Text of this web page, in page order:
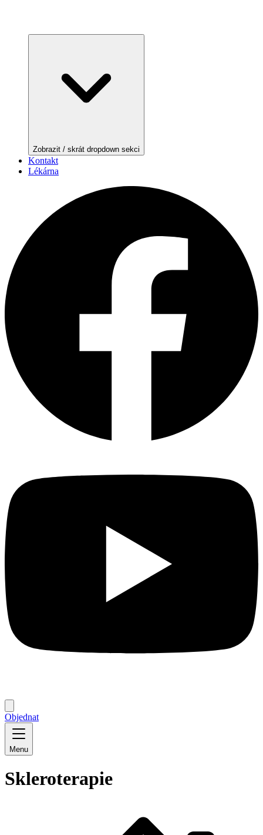
Zobrazit / skrát dropdown sekci
Kontakt
Lékárna
Objednat
Menu
Skleroterapie